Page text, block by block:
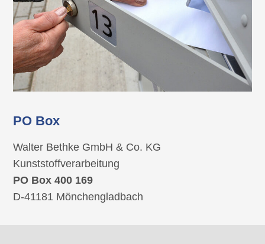
PO Box
Walter Bethke GmbH & Co. KG
Kunststoffverarbeitung
PO Box 400 169
D-41181 Mönchengladbach